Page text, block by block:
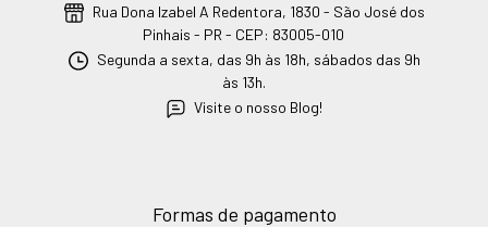
Rua Dona Izabel A Redentora, 1830 - São José dos
Pinhais - PR - CEP: 83005-010
Segunda a sexta, das 9h às 18h, sábados das 9h
às 13h.
Visite o nosso Blog!
Formas de pagamento